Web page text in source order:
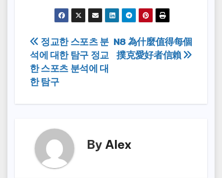
Post
navigation
N8 為什麼值得每個
撲克愛好者信賴
정교한 스포츠 분
석에 대한 탐구 정교
한 스포츠 분석에 대
한 탐구
By Alex